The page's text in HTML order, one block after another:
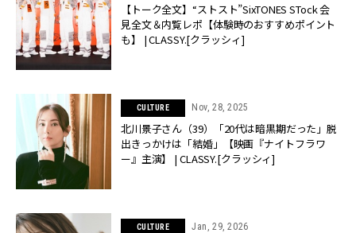
【トーク全文】“ストスト”SixTONES STock 会
見全文＆内覧レポ【体験時のおすすめポイント
も】 | CLASSY.[クラッシィ]
CULTURE Nov, 28, 2025
北川景子さん（39）「20代は暗黒期だった」脱
出きっかけは「結婚」【映画『ナイトフラワ
ー』主演】 | CLASSY.[クラッシィ]
CULTURE Jan, 29, 2026